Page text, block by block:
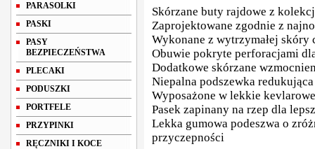
PARASOLKI
PASKI
PASY
BEZPIECZEŃSTWA
PLECAKI
PODUSZKI
PORTFELE
PRZYPINKI
RĘCZNIKI I KOCE
Skórzane buty rajdowe z
Zaprojektowane zgodnie z
Wykonane z wytrzymałej skóry
Obuwie pokryte perforacjami
Dodatkowe skórzane
Niepalna podszewka
Wyposażone w lekkie
Pasek zapinany na rzep dla
Lekka gumowa podeszwa o
przyczepności